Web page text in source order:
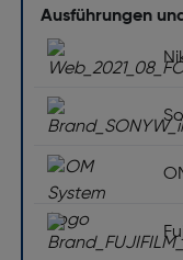
Ausführungen